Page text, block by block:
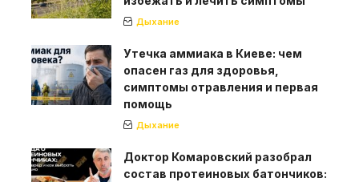
Дыхание
Утечка аммиака в Киеве: чем
опасен газ для здоровья,
симптомы отравления и первая
помощь
Дыхание
Доктор Комаровский разобрал
состав протеиновых батончиков: